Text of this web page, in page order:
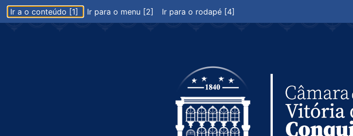
Ir a o conteúdo [1] Ir para o menu [2] Ir para o rodapé [4]